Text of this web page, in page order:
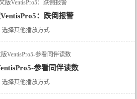
：跌倒报警
选择其他播放方式
参看同伴读数
选择其他播放方式